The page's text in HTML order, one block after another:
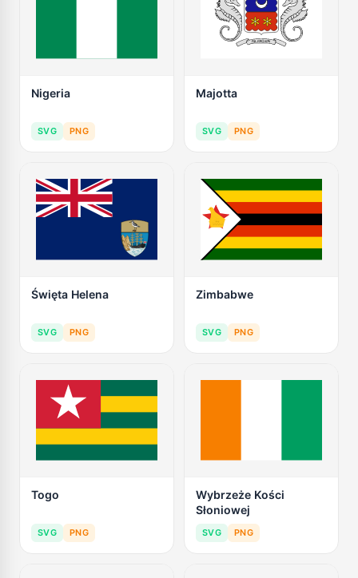
Nigeria
SVG PNG
Majotta
SVG PNG
Święta Helena
SVG PNG
Zimbabwe
SVG PNG
Togo
SVG PNG
Wybrzeże Kości
Słoniowej
SVG PNG